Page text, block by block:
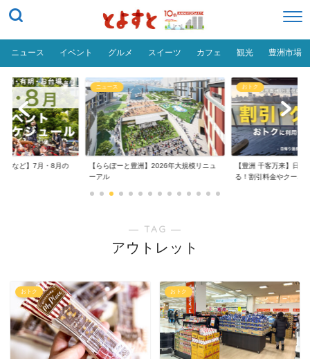
ニュース イベント グルメ スイーツ カフェ 観光 豊洲市場
場など】7月・8月の
ニュース
【ららぽーと豊洲】2026年大規模リニュ
ーアル
おトク
【豊洲 千客万来】日帰
る！割引料金やクーポ...
― TAG ―
アウトレット
おトク おトク